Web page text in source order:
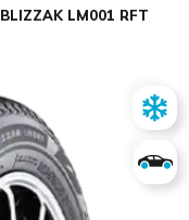
BLIZZAK LM001 RFT 225/